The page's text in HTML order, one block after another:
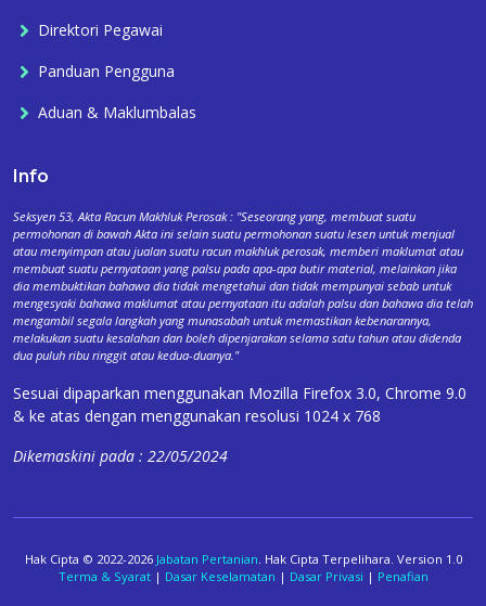
Direktori Pegawai
Panduan Pengguna
Aduan & Maklumbalas
Info
Seksyen 53, Akta Racun Makhluk Perosak : "Seseorang yang, membuat suatu
permohonan di bawah Akta ini selain suatu permohonan suatu lesen untuk menjual
atau menyimpan atau jualan suatu racun makhluk perosak, memberi maklumat atau
membuat suatu pernyataan yang palsu pada apa-apa butir material, melainkan jika
dia membuktikan bahawa dia tidak mengetahui dan tidak mempunyai sebab untuk
mengesyaki bahawa maklumat atau pernyataan itu adalah palsu dan bahawa dia telah
mengambil segala langkah yang munasabah untuk memastikan kebenarannya,
melakukan suatu kesalahan dan boleh dipenjarakan selama satu tahun atau didenda
dua puluh ribu ringgit atau kedua-duanya."
Sesuai dipaparkan menggunakan Mozilla Firefox 3.0, Chrome 9.0
& ke atas dengan menggunakan resolusi 1024 x 768
Dikemaskini pada : 22/05/2024
Hak Cipta © 2022-2026 Jabatan Pertanian. Hak Cipta Terpelihara. Version 1.0
Terma & Syarat| Dasar Keselamatan | Dasar Privasi | Penafian